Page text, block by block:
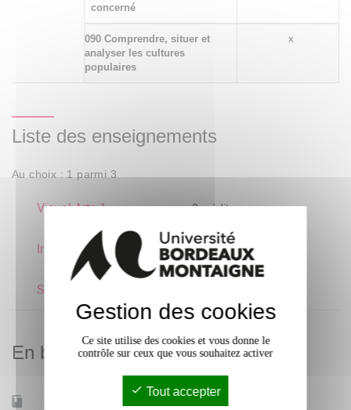
concerné
090 Comprendre, situer et
analyser les cultures
populaires
x
Liste des enseignements
Au choix : 1 parmi 3
Visual Arts 1 3 crédits
Initiation à l'interprétation 3 crédits
Science Fiction
En bref
Gestion des cookies
Ce site utilise des cookies et vous donne le
contrôle sur ceux que vous souhaitez activer
Tout accepter